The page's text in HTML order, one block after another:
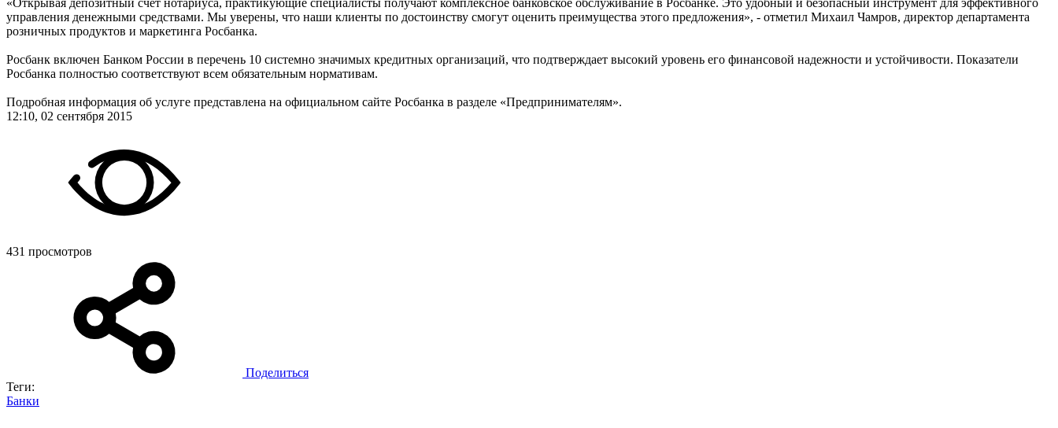
управления денежными средствами. Мы уверены, что наши клиенты по достоинству смогут оценить преимущества этого предложения», - отметил Михаил Чамров, директор департамента
розничных продуктов и маркетинга Росбанка.
Росбанк включен Банком России в перечень 10 системно значимых кредитных организаций, что подтверждает высокий уровень его финансовой надежности и устойчивости. Показатели
Росбанка полностью соответствуют всем обязательным нормативам.
Подробная информация об услуге представлена на официальном сайте Росбанка в разделе «Предпринимателям».
12:10, 02 сентября 2015
431 просмотров
Поделиться
Теги:
Банки